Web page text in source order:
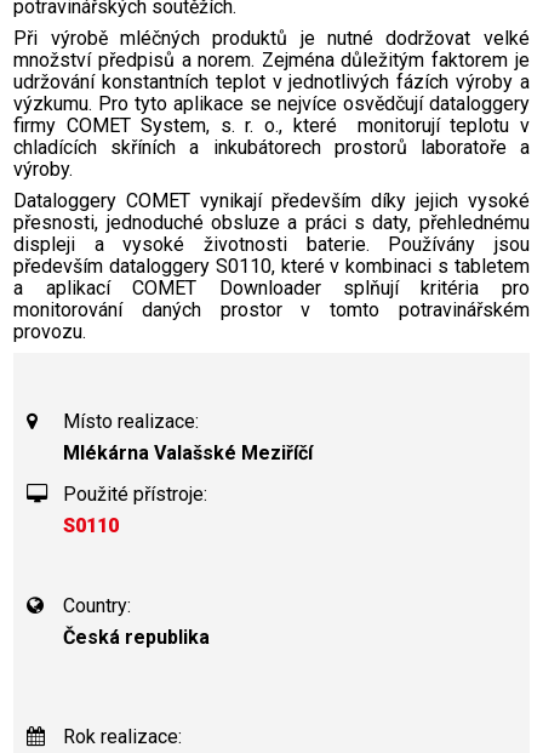
potravinářských soutěžích.
Při výrobě mléčných produktů je nutné dodržovat velké
množství předpisů a norem. Zejména důležitým faktorem je
udržování konstantních teplot v jednotlivých fázích výroby a
výzkumu. Pro tyto aplikace se nejvíce osvědčují dataloggery
firmy COMET System, s. r. o., které monitorují teplotu v
chladících skříních a inkubátorech prostorů laboratoře a
výroby.
Dataloggery COMET vynikají především díky jejich vysoké
přesnosti, jednoduché obsluze a práci s daty, přehlednému
displeji a vysoké životnosti baterie. Používány jsou
především dataloggery S0110, které v kombinaci s tabletem
a aplikací COMET Downloader splňují kritéria pro
monitorování daných prostor v tomto potravinářském
provozu.
Místo realizace:
Mlékárna Valašské Meziříčí
Použité přístroje:
S0110
Country:
Česká republika
Rok realizace: